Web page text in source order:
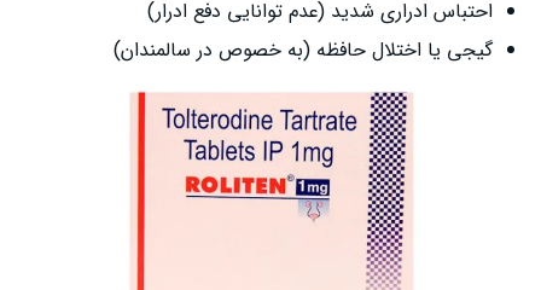
احتباس ادراری شدید (عدم توانایی دفع ادرار)
گیجی یا اختلال حافظه (به خصوص در سالمندان)